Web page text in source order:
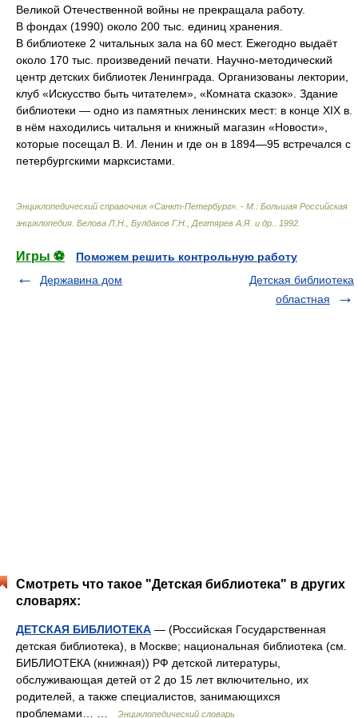
Великой Отечественной войны не прекращала работу.
В фондах (1990) около 200 тыс. единиц хранения.
В библиотеке 2 читальных зала на 60 мест. Ежегодно выдаёт
около 170 тыс. произведений печати. Научно-методический
центр детских библиотек Ленинграда. Организованы лектории,
клуб «Искусство быть читателем», «Комната сказок». Здание
библиотеки — одно из памятных ленинских мест: в конце XIX в.
в нём находились читальня и книжный магазин «Новости»,
которые посещал В. И. Ленин и где он в 1894—95 встречался с
петербургскими марксистами.
Энциклопедический справочник «Санкт-Петербург». - М.: Большая Российская
энциклопедия Белова Л.Н., Булдаков Г.Н., Дегтярев А.Я. и др. 1992
Игры ⚽
Поможем решить контрольную работу
Державина дом
Детская библиотека
областная
Смотреть что такое "Детская библиотека" в других
словарях:
ДЕТСКАЯ БИБЛИОТЕКА — (Российская Государственная
детская библиотека), в Москве; национальная библиотека (см.
БИБЛИОТЕКА (книжная)) РФ детской литературы,
обслуживающая детей от 2 до 15 лет включительно, их
родителей, а также специалистов, занимающихся
проблемами… …
Энциклопедический словарь